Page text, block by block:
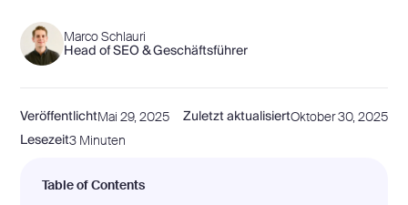
Marco Schlauri
Head of SEO & Geschäftsführer
View author page
VeröffentlichtMai 29, 2025 Zuletzt aktualisiertOktober 30, 2025
Lesezeit3 Minuten
Table of Contents